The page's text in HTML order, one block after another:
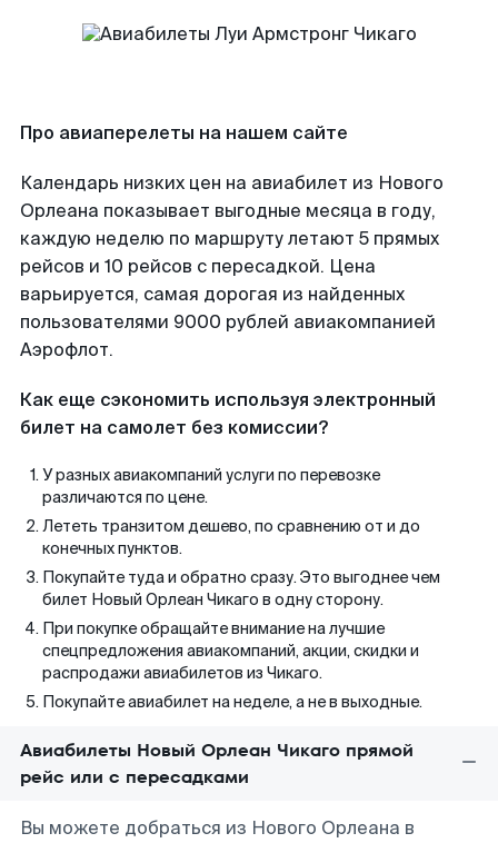
Про авиаперелеты на нашем сайте
Календарь низких цен на авиабилет из Нового
Орлеана показывает выгодные месяца в году,
каждую неделю по маршруту летают 5 прямых
рейсов и 10 рейсов с пересадкой. Цена
варьируется, самая дорогая из найденных
пользователями 9000 рублей авиакомпанией
Аэрофлот.
Как еще сэкономить используя электронный
билет на самолет без комиссии?
У разных авиакомпаний услуги по перевозке
различаются по цене.
Лететь транзитом дешево, по сравнению от и до
конечных пунктов.
Покупайте туда и обратно сразу. Это выгоднее чем
билет Новый Орлеан Чикаго в одну сторону.
При покупке обращайте внимание на лучшие
спецпредложения авиакомпаний, акции, скидки и
распродажи авиабилетов из Чикаго.
Покупайте авиабилет на неделе, а не в выходные.
Авиабилеты Новый Орлеан Чикаго прямой
рейс или с пересадками
Вы можете добраться из Нового Орлеана в